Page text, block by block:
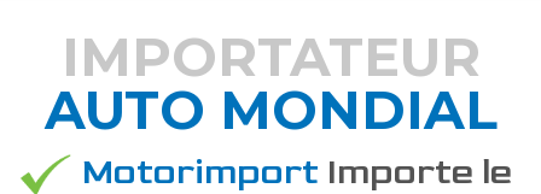
DÉCOUVREZ COMMENT
IMPORTATEUR
AUTO MONDIAL
Motorimport Importe le